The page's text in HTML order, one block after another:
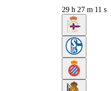
29 h 27 m 10 s